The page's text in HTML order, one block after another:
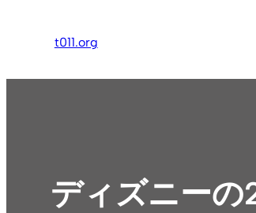
ス
t011.org
ディズニーの